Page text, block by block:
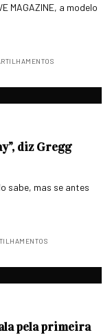
MAGAZINE, a modelo
diz Gregg
sabe, mas se antes
pela primeira